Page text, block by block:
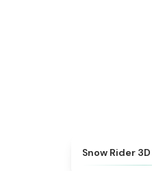
Snow Rider 3D